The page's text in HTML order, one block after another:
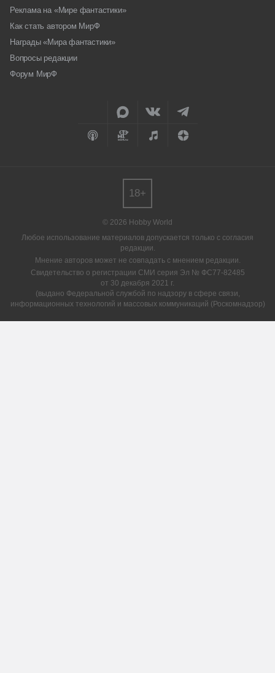
Реклама на «Мире фантастики»
Как стать автором МирФ
Награды «Мира фантастики»
Вопросы редакции
Форум МирФ
© 2026 Hobby World
Любое использование материалов допускается только с согласия
редакции.
Мнение авторов может не совпадать с мнением редакции.
Свидетельство о регистрации СМИ серия Эл № ФС77-82485
от 30 декабря 2021 г.
(выдано Федеральной службой по надзору в сфере связи,
информационных технологий и массовых коммуникаций (Роскомнадзор)
18+